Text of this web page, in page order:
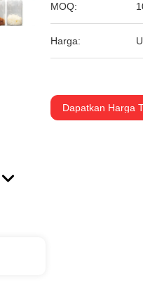
MOQ:
Harga:
Dapatkan Harga